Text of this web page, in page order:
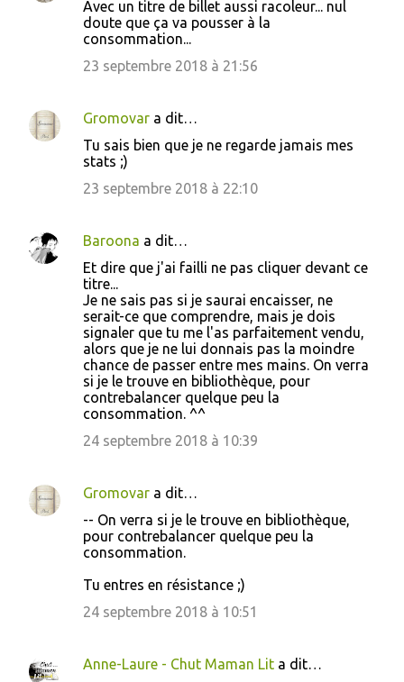
Avec un titre de billet aussi racoleur... nul
doute que ça va pousser à la
consommation...
23 septembre 2018 à 21:56
Gromovar a dit…
Tu sais bien que je ne regarde jamais mes
stats ;)
23 septembre 2018 à 22:10
Baroona a dit…
Et dire que j'ai failli ne pas cliquer devant ce
titre...
Je ne sais pas si je saurai encaisser, ne
serait-ce que comprendre, mais je dois
signaler que tu me l'as parfaitement vendu,
alors que je ne lui donnais pas la moindre
chance de passer entre mes mains. On verra
si je le trouve en bibliothèque, pour
contrebalancer quelque peu la
consommation. ^^
24 septembre 2018 à 10:39
Gromovar a dit…
-- On verra si je le trouve en bibliothèque,
pour contrebalancer quelque peu la
consommation.
Tu entres en résistance ;)
24 septembre 2018 à 10:51
Anne-Laure - Chut Maman Lit a dit…